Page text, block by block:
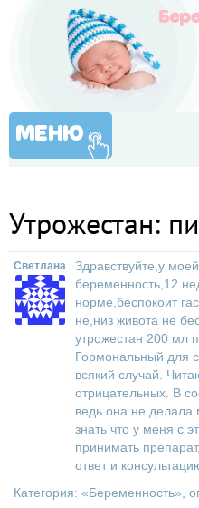
МЕНЮ
Утрожестан:
Светлана
Здравствуйте,у
беременность,12
норме,беспокоит
не,низ живота не
утрожестан 200 мл
Гормональный для
всякий случай.
отрицательных. В
ведь она не делала
знать что у меня с
принимать
ответ и
Категория: «Беременность»,